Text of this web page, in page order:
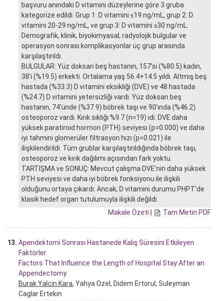
başvuru anındaki D vitamini düzeylerine göre 3 gruba
kategorize edildi. Grup 1: D vitamini ≤19 ng/mL, grup 2: D
vitamini 20-29 ng/mL, ve grup 3: D vitamini ≥30 ng/mL.
Demografik, klinik, biyokimyasal, radyolojik bulgular ve
operasyon sonrası komplikasyonlar üç grup arasında
karşılaştırıldı.
BULGULAR: Yüz doksan beş hastanın, 157’si (%80.5) kadın,
38’i (%19.5) erkekti. Ortalama yaş 56.4+14.5 yıldı. Altmış beş
hastada (%33.3) D vitamini eksikliği (DVE) ve 48 hastada
(%24.7) D vitamini yetersizliği vardı. Yüz doksan beş
hastanın, 74’ünde (%37.9) böbrek taşı ve 90’ında (%46.2)
osteoporoz vardı. Kırık sıklığı %9.7 (n=19) idi. DVE daha
yüksek paratiroid hormon (PTH) seviyesi (p=0.000) ve daha
iyi tahmini glomerüler filtrasyon hızı (p=0.021) ile
ilişkilendirildi. Tüm grublar karşılaştırıldığında böbrek taşı,
osteoporoz ve kırık dağılımı açısından fark yoktu.
TARTIŞMA ve SONUÇ: Mevcut çalışma DVE’nin daha yüksek
PTH seviyesi ve daha iyi böbrek fonksiyonu ile ilişkili
olduğunu ortaya çıkardı. Ancak, D vitamini durumu PHPT’de
klasik hedef organ tutulumuyla ilişkili değildi.
Makale Özeti | Tam Metin PDF
13. Apendektomi Sonrası Hastanede Kalış Süresini Etkileyen
Faktörler
Factors That Influence the Length of Hospital Stay After an
Appendectomy
Burak Yalcin Kara, Yahya Ozel, Didem Ertorul, Suleyman
Caglar Ertekin